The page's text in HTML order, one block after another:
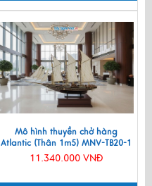
Mô hình thuyền chở hàng
Atlantic (Thân 1m5) MNV-TB20-1
11.340.000 VNĐ